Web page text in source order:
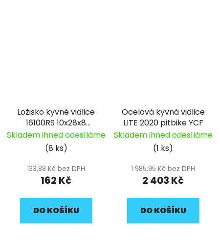
Ložisko kyvné vidlice
16100RS 10x28x8
pitbike YCF
Skladem ihned odesíláme
(8 ks)
133,88 Kč bez DPH
162 Kč
DO KOŠÍKU
Ocelová kyvná vidlice
LITE 2020 pitbike YCF
Skladem ihned odesíláme
(1 ks)
1 985,95 Kč bez DPH
2 403 Kč
DO KOŠÍKU